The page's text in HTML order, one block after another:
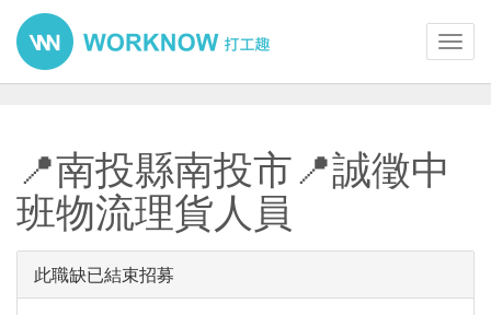
📍南投縣南投市📍誠徵中
班物流理貨人員
此職缺已結束招募